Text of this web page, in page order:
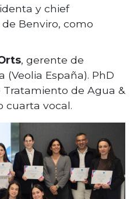
y chief
Benviro, como
, gerente de
(Veolia España). PhD
de Agua &
cuarta vocal.